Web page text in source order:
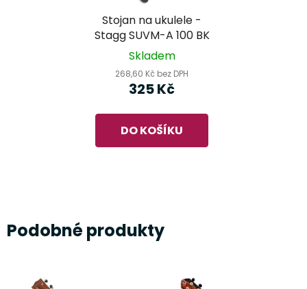
Stojan na ukulele -
Stagg SUVM-A 100 BK
Skladem
268,60 Kč bez DPH
325 Kč
DO KOŠÍKU
Podobné produkty